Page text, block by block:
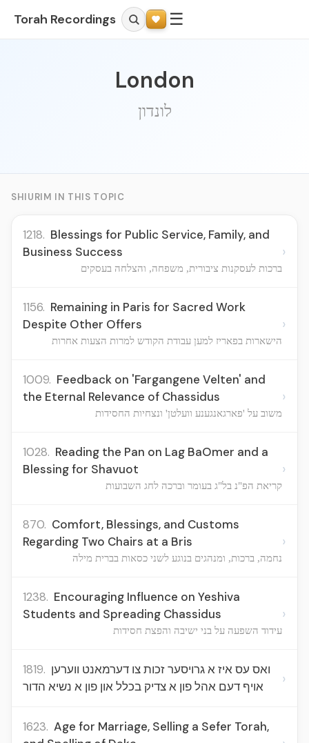
Torah Recordings ☰
London
לונדון
SHIURIM IN THIS TOPIC
1218. Blessings for Public Service, Family, and
Business Success
ברכות לעסקנות ציבורית, משפחה, והצלחה בעסקים
›
1156. Remaining in Paris for Sacred Work
Despite Other Offers
הישארות בפאריז למען עבודת הקודש למרות הצעות אחרות
›
1009. Feedback on 'Fargangene Velten' and
the Eternal Relevance of Chassidus
משוב על 'פארגאנגענע וועלטן' ונצחיות החסידות
›
1028. Reading the Pan on Lag BaOmer and a
Blessing for Shavuot
קריאת הפ"נ בל"ג בעומר וברכה לחג השבועות
›
870. Comfort, Blessings, and Customs
Regarding Two Chairs at a Bris
נחמה, ברכות, ומנהגים בנוגע לשני כסאות בברית מילה
›
1238. Encouraging Influence on Yeshiva
Students and Spreading Chassidus
עידוד השפעה על בני ישיבה והפצת חסידות
›
1819.
אויף דעם אהל פון א צדיק בכלל און פון א נשיא הדור
›
1623. Age for Marriage, Selling a Sefer Torah,